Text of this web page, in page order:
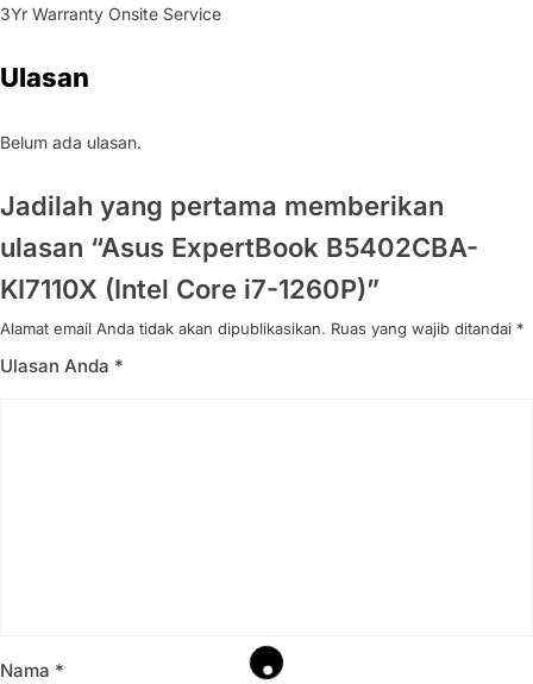
3Yr Warranty Onsite Service
Ulasan
Belum ada ulasan.
Jadilah yang pertama memberikan
ulasan “Asus ExpertBook B5402CBA-
KI7110X (Intel Core i7-1260P)”
Alamat email Anda tidak akan dipublikasikan. Ruas yang wajib ditandai *
Ulasan Anda *
Nama *